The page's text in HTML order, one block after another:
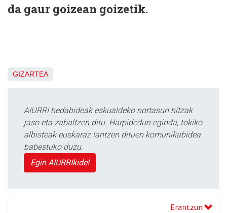
da gaur goizean goizetik.
GIZARTEA
AIURRI hedabideak eskualdeko nortasun hitzak
jaso eta zabaltzen ditu. Harpidedun eginda, tokiko
albisteak euskaraz lantzen dituen komunikabidea
babestuko duzu.
Egin AIURRIkide!
Erantzun